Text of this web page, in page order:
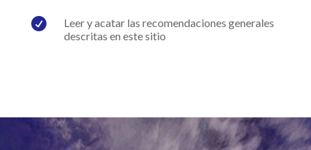

Leer y acatar las recomendaciones generales
descritas en este sitio